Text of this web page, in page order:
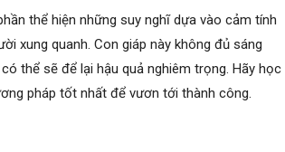
thể hiện những suy nghĩ dựa vào cảm tính
xung quanh. Con giáp này không đủ sáng
thể sẽ để lại hậu quả nghiêm trọng. Hãy học
pháp tốt nhất để vươn tới thành công.